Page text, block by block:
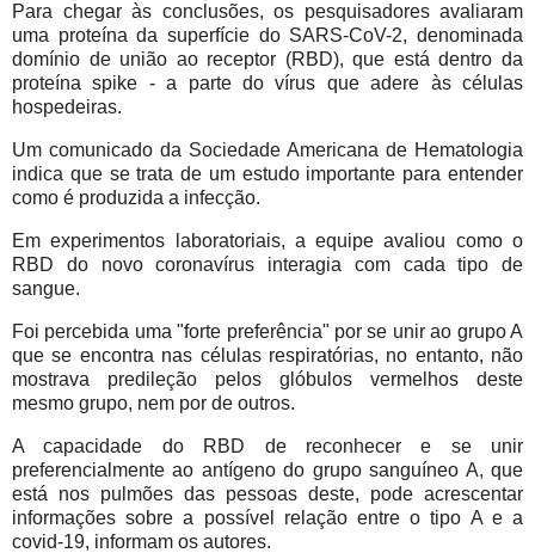
Para chegar às conclusões, os pesquisadores avaliaram
uma proteína da superfície do SARS-CoV-2, denominada
domínio de união ao receptor (RBD), que está dentro da
proteína spike - a parte do vírus que adere às células
hospedeiras.
Um comunicado da Sociedade Americana de Hematologia
indica que se trata de um estudo importante para entender
como é produzida a infecção.
Em experimentos laboratoriais, a equipe avaliou como o
RBD do novo coronavírus interagia com cada tipo de
sangue.
Foi percebida uma "forte preferência" por se unir ao grupo A
que se encontra nas células respiratórias, no entanto, não
mostrava predileção pelos glóbulos vermelhos deste
mesmo grupo, nem por de outros.
A capacidade do RBD de reconhecer e se unir
preferencialmente ao antígeno do grupo sanguíneo A, que
está nos pulmões das pessoas deste, pode acrescentar
informações sobre a possível relação entre o tipo A e a
covid-19, informam os autores.